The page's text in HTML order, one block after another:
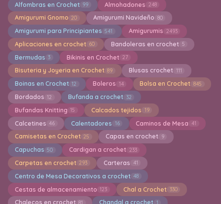
Alfombras en Crochet 99 Almohadones 248
Amigurumi Gnomo 20 Amigurumi Navideño 80
Amigurumi para Principiantes 541 Amigurumis 2493
Aplicaciones en crochet 60 Bandoleras en crochet 5
Bermudas 3 Bikinis en Crochet 27
Bisuteria y Joyeria en Crochet 89 Blusas crochet 111
Boinas en Crochet 12 Boleros 14 Bolsa en Crochet 845
Bordados 12 Bufanda a crochet 32
Bufandas Knitting 15 Calcados tejidos 19
Calcetines 46 Calentadores 16 Caminos de Mesa 41
Camisetas en Crochet 25 Capas en crochet 9
Capuchas 50 Cardigan a crochet 233
Carpetas en crochet 293 Carteras 41
Centro de Mesa Decorativos a crochet 48
Cestas de almacenamiento 123 Chal a Crochet 330
Chalecos en crochet 81 Chandal a crochet 1